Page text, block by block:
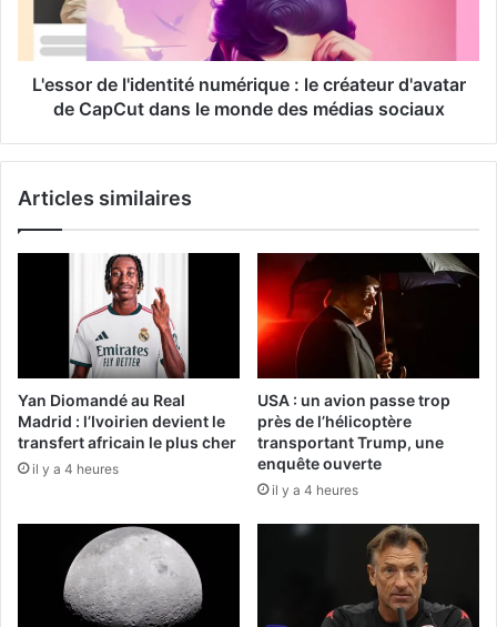
L'essor de l'identité numérique : le créateur d'avatar
de CapCut dans le monde des médias sociaux
Articles similaires
Yan Diomandé au Real
Madrid : l’Ivoirien devient le
transfert africain le plus cher
il y a 4 heures
USA : un avion passe trop
près de l’hélicoptère
transportant Trump, une
enquête ouverte
il y a 4 heures